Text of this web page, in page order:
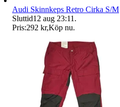
Audi Skinnkeps Retro Cirka S/M
Sluttid12 aug 23:11 .
Pris:292 kr,Köp nu.